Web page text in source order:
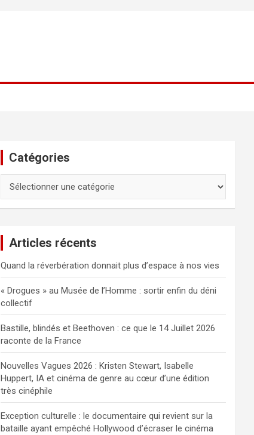
Catégories
Articles récents
Quand la réverbération donnait plus d’espace à nos vies
« Drogues » au Musée de l’Homme : sortir enfin du déni
collectif
Bastille, blindés et Beethoven : ce que le 14 Juillet 2026
raconte de la France
Nouvelles Vagues 2026 : Kristen Stewart, Isabelle
Huppert, IA et cinéma de genre au cœur d’une édition
très cinéphile
Exception culturelle : le documentaire qui revient sur la
bataille ayant empêché Hollywood d’écraser le cinéma